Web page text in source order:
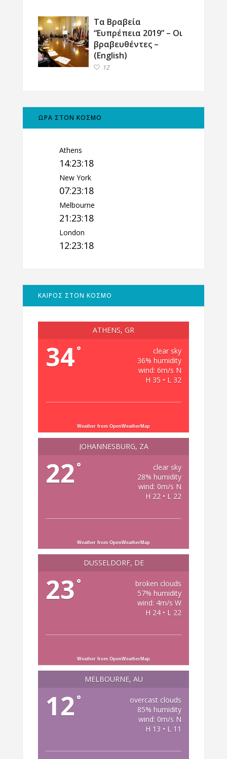
Τα Βραβεία
“Ευπρέπεια 2019” – Οι
βραβευθέντες –
(English)
12
ΩΡΑ ΣΤΟΝ ΚΟΣΜΟ
Athens
14:23:19
New York
07:23:19
Melbourne
21:23:19
London
12:23:19
ΚΑΙΡΟΣ ΣΤΟΝ ΚΟΣΜΟ
ATHENS, GR
34°
clear sky
36% humidity
wind: 6m/s N
H 35 • L 32
Weather from OpenWeatherMap
JOHANNESBURG, ZA
22 °
clear sky
28% humidity
wind: 0m/s N
H 22 • L 22
Weather from OpenWeatherMap
DÜSSELDORF, DE
23 °
broken clouds
57% humidity
wind: 4m/s W
H 24 • L 22
Weather from OpenWeatherMap
MELBOURNE, AU
12 °
overcast clouds
85% humidity
wind: 0m/s N
H 13 • L 11